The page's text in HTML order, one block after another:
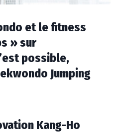
et le fitness
» sur
possible,
Jumping
Kang-Ho